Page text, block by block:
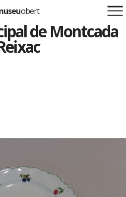
a la iniciativa
obert
de Montcada